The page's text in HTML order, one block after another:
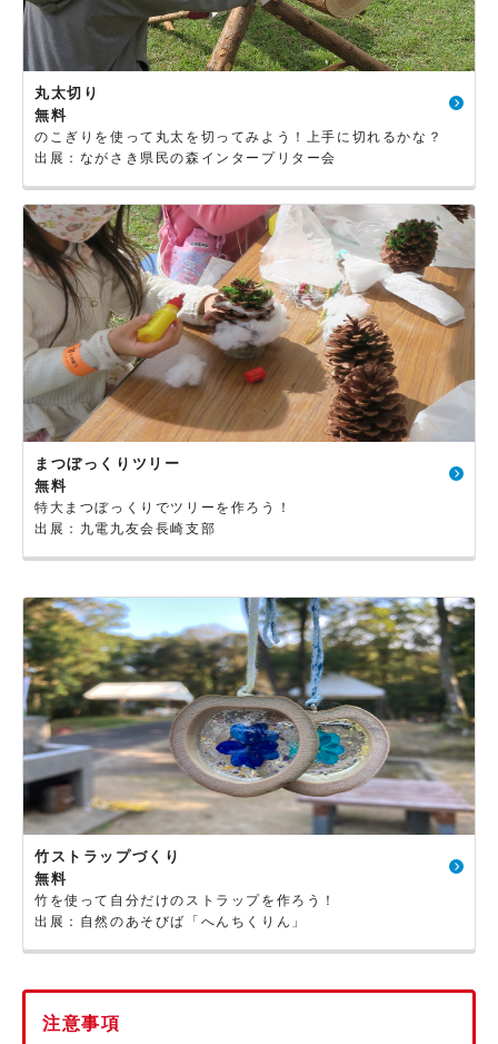
丸太切り
無料
のこぎりを使って丸太を切ってみよう！上手に切れるかな？
出展：ながさき県民の森インタープリター会
まつぼっくりツリー
無料
特大まつぼっくりでツリーを作ろう！
出展：九電九友会長崎支部
竹ストラップづくり
無料
竹を使って自分だけのストラップを作ろう！
出展：自然のあそびば「へんちくりん」
注意事項